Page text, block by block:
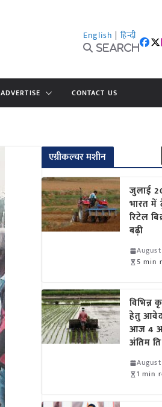
English | हिन्दी
Search
ADVERTISE CONTACT US
एग्रीकल्चर मशीन
जुलाई
भारत में
रिटेल
बढ़ी
5 min
विभिन्न
हेतु
आज 4
अंतिम
1 min